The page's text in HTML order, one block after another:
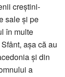
creştini-
sale şi pe
în multe
aşa că au
şi din
a